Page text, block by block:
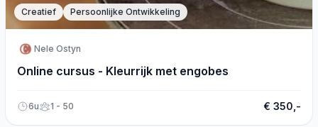
Creatief Persoonlijke Ontwikkeling
Nele Ostyn
Online cursus - Kleurrijk met engobes
6u 1 - 50 € 350,-